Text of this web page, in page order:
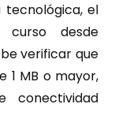
el
desde
verificar que
1 MB o mayor,